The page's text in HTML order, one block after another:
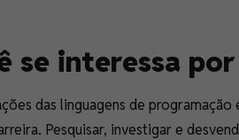
se interessa
das linguagens de
Pesquisar, investigar e